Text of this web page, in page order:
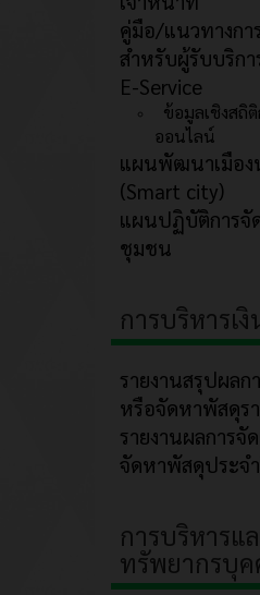
คู่มือ/แนวทางกา
สำหรับผู้รับบริก
E-Service
ข้อมูลเชิงสถิ
ออนไลน์
แผนพัฒนาเมือง
(Smart city)
แผนปฏิบัติการจั
ชุมชน
การบริหารเ
รายงานสรุปผลก
หรือจัดหาพัสดุร
รายงานผลการจั
จัดหาพัสดุประจ
การบริหาร
ทรัพยากรบุค